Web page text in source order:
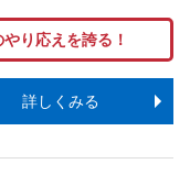
り応えを誇る！
詳しくみる